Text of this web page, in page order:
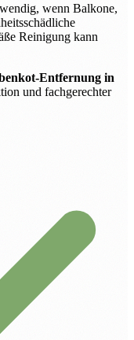
wenn Balkone,
Reinigung kann
Entfernung in
und fachgerechter